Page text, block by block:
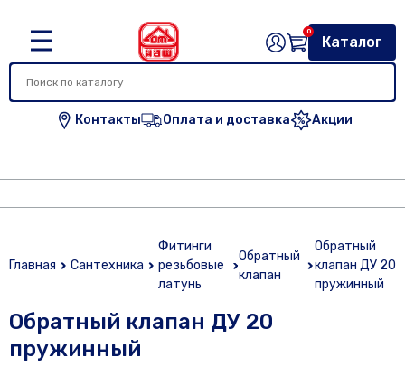
Контакты Оплата и доставка Акции
Каталог
0
Главная Сантехника
Фитинги
резьбовые
латунь
Обратный
клапан
Обратный
клапан ДУ 20
пружинный
Обратный клапан ДУ 20
пружинный